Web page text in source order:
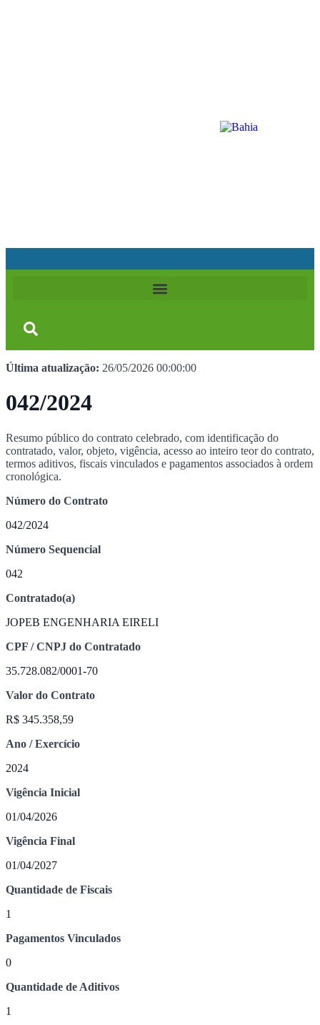
Última atualização: 26/05/2026 00:00:00
042/2024
Resumo público do contrato celebrado, com identificação do
contratado, valor, objeto, vigência, acesso ao inteiro teor do contrato,
termos aditivos, fiscais vinculados e pagamentos associados à ordem
cronológica.
Número do Contrato
042/2024
Número Sequencial
042
Contratado(a)
JOPEB ENGENHARIA EIRELI
CPF / CNPJ do Contratado
35.728.082/0001-70
Valor do Contrato
R$ 345.358,59
Ano / Exercício
2024
Vigência Inicial
01/04/2026
Vigência Final
01/04/2027
Quantidade de Fiscais
1
Pagamentos Vinculados
0
Quantidade de Aditivos
1